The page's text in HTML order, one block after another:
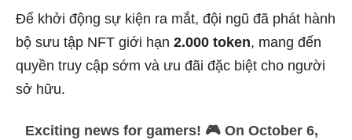
Để khởi động sự kiện ra mắt, đội ngũ đã phát hành
bộ sưu tập NFT giới hạn 2.000 token, mang đến
quyền truy cập sớm và ưu đãi đặc biệt cho người
sở hữu.
Exciting news for gamers! 🎮 On October 6,